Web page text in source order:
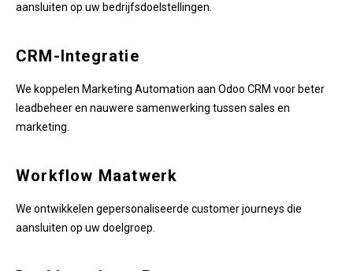
aansluiten op uw bedrijfsdoelstellingen.
CRM-Integratie
We koppelen Marketing Automation aan Odoo CRM voor beter
leadbeheer en nauwere samenwerking tussen sales en
marketing.
Workflow Maatwerk
We ontwikkelen gepersonaliseerde customer journeys die
aansluiten op uw doelgroep.